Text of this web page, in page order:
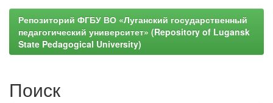
Репозиторий ФГБУ ВО «Луганский государственный
педагогический университет» (Repository of Lugansk
State Pedagogical University)
Поиск